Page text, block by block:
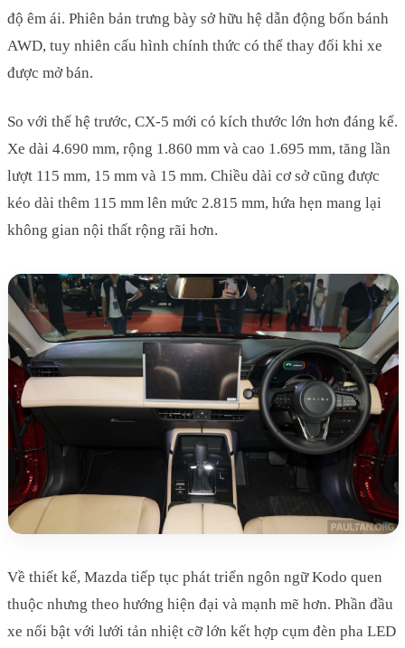
độ êm ái. Phiên bản trưng bày sở hữu hệ dẫn động bốn bánh
AWD, tuy nhiên cấu hình chính thức có thể thay đổi khi xe
được mở bán.
So với thế hệ trước, CX-5 mới có kích thước lớn hơn đáng kể.
Xe dài 4.690 mm, rộng 1.860 mm và cao 1.695 mm, tăng lần
lượt 115 mm, 15 mm và 15 mm. Chiều dài cơ sở cũng được
kéo dài thêm 115 mm lên mức 2.815 mm, hứa hẹn mang lại
không gian nội thất rộng rãi hơn.
Về thiết kế, Mazda tiếp tục phát triển ngôn ngữ Kodo quen
thuộc nhưng theo hướng hiện đại và mạnh mẽ hơn. Phần đầu
xe nổi bật với lưới tản nhiệt cỡ lớn kết hợp cụm đèn pha LED